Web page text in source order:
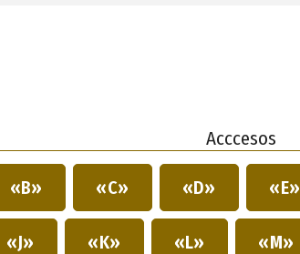
Acccesos
«B» «C» «D» «E»
«J» «K» «L» «M»